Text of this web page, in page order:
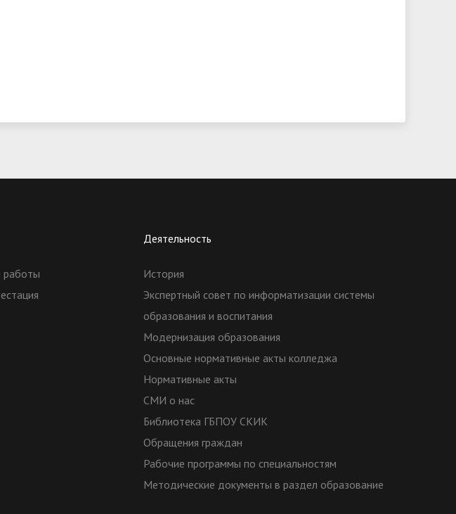
работы
Деятельность
История
Экспертный совет по информатизации системы
образования и воспитания
Модернизация образования
Основные нормативные акты колледжа
Нормативные акты
СМИ о нас
Библиотека ГБПОУ СКИК
Обращения граждан
Рабочие программы по специальностям
Методические документы в раздел образование